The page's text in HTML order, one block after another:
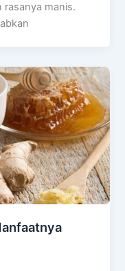
rasanya manis.